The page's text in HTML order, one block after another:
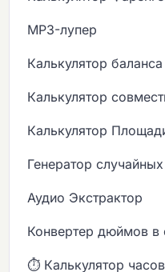
MP3-лупер
Калькулятор
Калькулятор
Калькулятор
Генератор
Аудио Экстрактор
Конвертер дюймов в
⏱️ Калькулятор часов